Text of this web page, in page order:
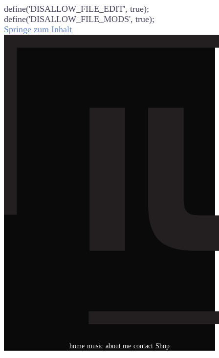
define('DISALLOW_FILE_EDIT', true);
define('DISALLOW_FILE_MODS', true);
Springe zum Inhalt
home music about me contact Shop